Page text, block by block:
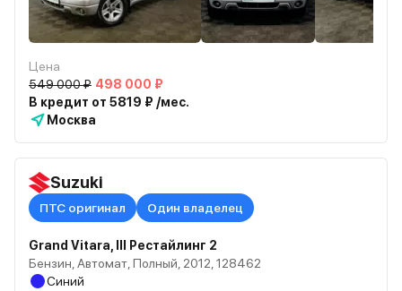
Цена
549 000 ₽ 498 000 ₽
В кредит от 5819 ₽ /мес.
Москва
Suzuki
ПТС оригинал Один владелец
Grand Vitara, III Рестайлинг 2
Бензин, Автомат, Полный, 2012, 128462
Синий